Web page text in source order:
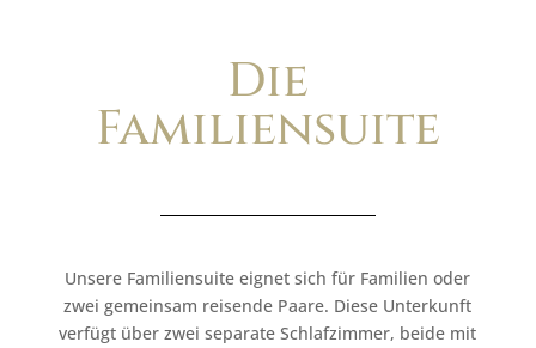
Die
Familiensuite
Unsere Familiensuite eignet sich für Familien oder
zwei gemeinsam reisende Paare. Diese Unterkunft
verfügt über zwei separate Schlafzimmer, beide mit